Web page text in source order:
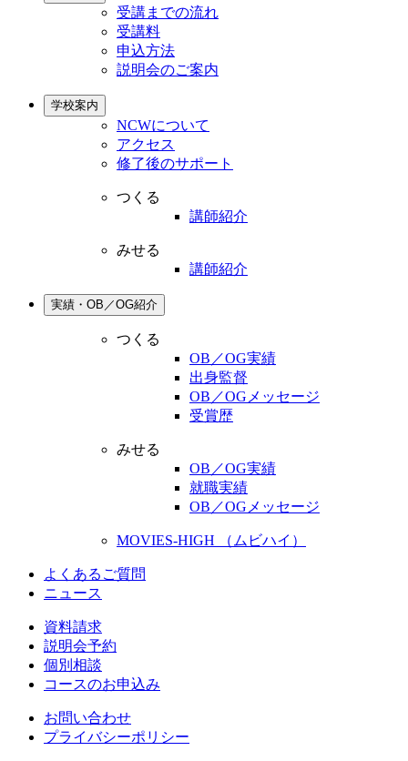
受講までの流れ
受講料
申込方法
説明会のご案内
学校案内
NCWについて
アクセス
修了後のサポート
つくる
講師紹介
みせる
講師紹介
実績・OB／OG紹介
つくる
OB／OG実績
出身監督
OB／OGメッセージ
受賞歴
みせる
OB／OG実績
就職実績
OB／OGメッセージ
MOVIES-HIGH （ムビハイ）
よくあるご質問
ニュース
資料請求
説明会予約
個別相談
コースのお申込み
お問い合わせ
プライバシーポリシー